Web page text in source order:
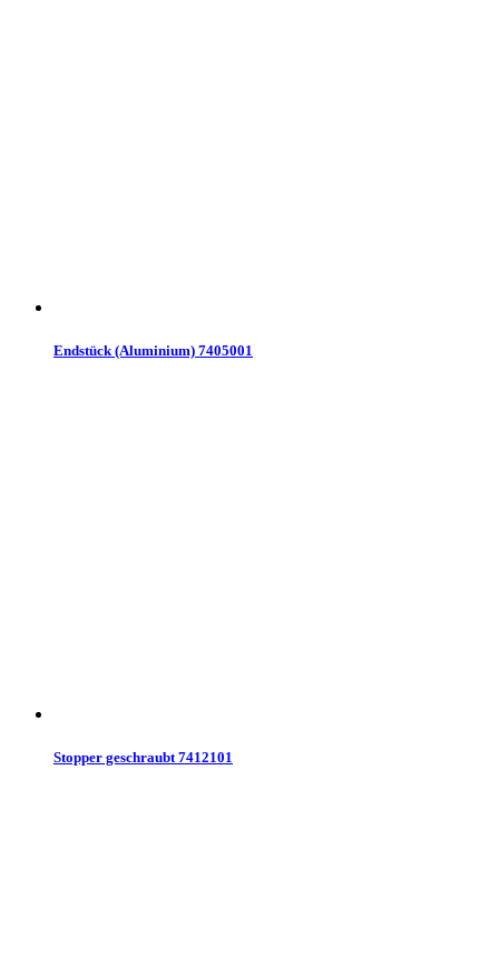
Endstück (Aluminium) 7405001
Stopper geschraubt 7412101